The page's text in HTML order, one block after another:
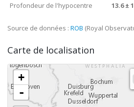
Profondeur de l'hypocentre
13.6 ±
Source de données : ROB (Royal
Carte de localisation
+
-